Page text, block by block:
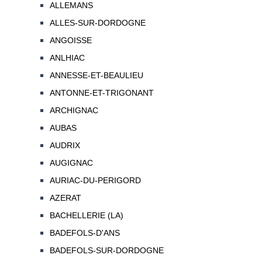
ALLEMANS
ALLES-SUR-DORDOGNE
ANGOISSE
ANLHIAC
ANNESSE-ET-BEAULIEU
ANTONNE-ET-TRIGONANT
ARCHIGNAC
AUBAS
AUDRIX
AUGIGNAC
AURIAC-DU-PERIGORD
AZERAT
BACHELLERIE (LA)
BADEFOLS-D'ANS
BADEFOLS-SUR-DORDOGNE